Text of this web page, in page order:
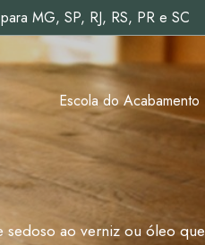
MG, SP, RJ, RS, PR e SC
Escola do Acabamento
ao verniz ou óleo